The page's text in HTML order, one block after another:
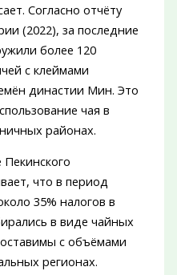
Согласно отчёту
(2022), за последние
более 120
с клеймами
династии Мин. Это
чая в
районах.
что в период
35% налогов в
в виде чайных
с объёмами
регионах.